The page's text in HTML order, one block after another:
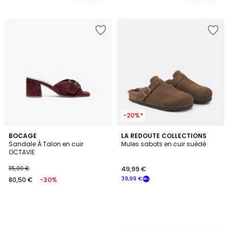
BOCAGE
Sandale À Talon en cuir
OCTAVIE
115,00 €
80,50 € -30%
-20%*
LA REDOUTE COLLECTIONS
Mules sabots en cuir suédé
39,99 €
49,99 €